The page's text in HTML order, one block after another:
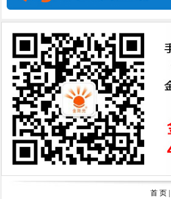
锯齿吸尘轧花机
首 页|